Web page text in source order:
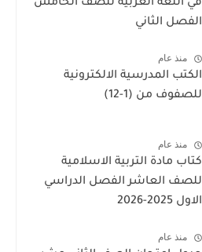
في اللغة العربية للصف الخامس
الفصل الثاني
منذ عام
الكتب المدرسية الالكترونية
للصفوف من (1-12)
منذ عام
كتاب مادة التربية الاسلامية
للصف العاشر الفصل الدراسي
الاول 2025-2026
منذ عام